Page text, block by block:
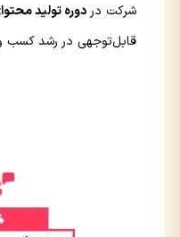
شرکت در دوره تولید
قابل‌توجهی در رشد کسب‌